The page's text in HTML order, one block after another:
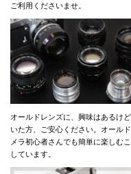
ご利用くださいませ。
オールドレンズに、興味はあるけ
いた方、ご安心ください。オール
メラ初心者さんでも簡単に楽しむ
しています。